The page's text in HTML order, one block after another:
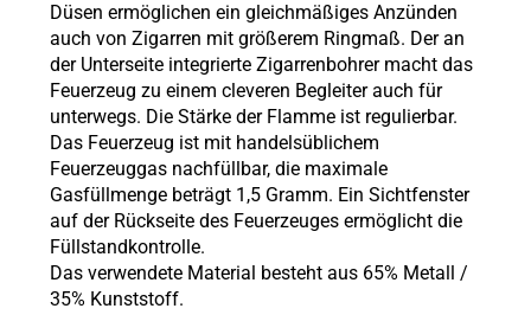
Düsen ermöglichen ein gleichmäßiges Anzünden
auch von Zigarren mit größerem Ringmaß. Der an
der Unterseite integrierte Zigarrenbohrer macht das
Feuerzeug zu einem cleveren Begleiter auch für
unterwegs. Die Stärke der Flamme ist regulierbar.
Das Feuerzeug ist mit handelsüblichem
Feuerzeuggas nachfüllbar, die maximale
Gasfüllmenge beträgt 1,5 Gramm. Ein Sichtfenster
auf der Rückseite des Feuerzeuges ermöglicht die
Füllstandkontrolle.
Das verwendete Material besteht aus 65% Metall /
35% Kunststoff.